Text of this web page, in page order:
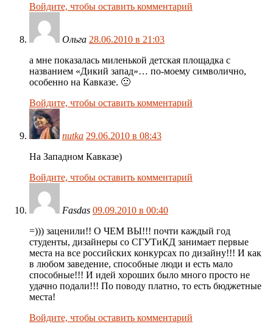
Войдите, чтобы оставить комментарий
Ольга 28.06.2010 в 21:03
а мне показалась миленькой детская площадка с
названием «Дикий запад»… по-моему символично,
особенно на Кавказе. 🙂
Войдите, чтобы оставить комментарий
nutka 29.06.2010 в 08:43
На Западном Кавказе)
Войдите, чтобы оставить комментарий
Fasdas 09.09.2010 в 00:40
=))) заценили!! О ЧЕМ ВЫ!!! почти каждый год
студенты, дизайнеры со СГУТиКД занимает первые
места на все российских конкурсах по дизайну!!! И как
в любом заведение, способные люди и есть мало
способные!!! И идей хороших было много просто не
удачно подали!!! По поводу платно, то есть бюджетные
места!
Войдите, чтобы оставить комментарий